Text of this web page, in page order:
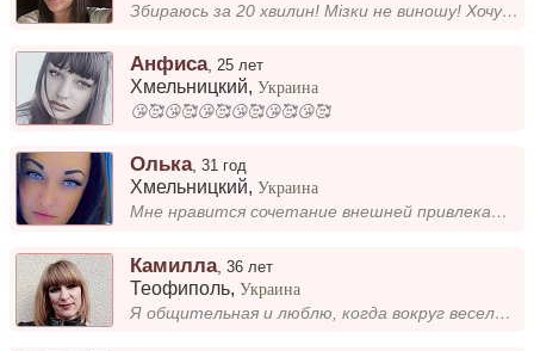
Збираюсь за 20 хвилин! Мізки не виношу! Хочу створити щасливу сімʼю, а для початку зустрінемось на каву. Пишіть…...
Анфиса, 25 лет
Хмельницкий,Украина
😘🥰😘🥰😘🥰😘🥰😘🥰😘🥰
Олька,31 год
Хмельницкий,Украина
Мне нравится сочетание внешней привлекательности и интеллекта. Я люблю обсуждать интересные темы, читать книги и проводи...
Камилла,36 лет
Теофиполь,Украина
Я общительная и люблю, когда вокруг весело. Всегда стараюсь поддерживать позитивную атмосферу и найти общие темы для раз...